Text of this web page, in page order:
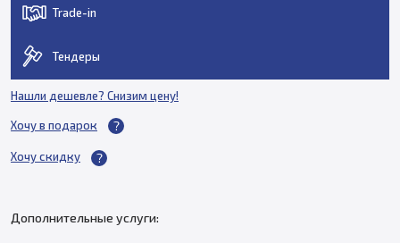
Trade-in
Тендеры
Нашли дешевле? Снизим цену!
Хочу в подарок
Хочу скидку
Дополнительные услуги: